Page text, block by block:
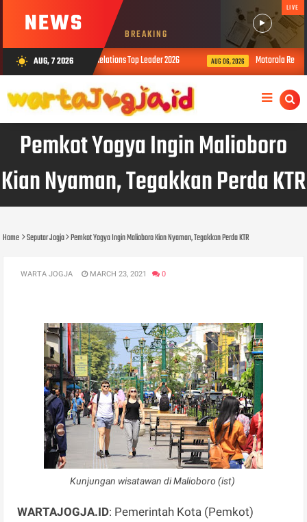
NEWS BREAKING
LIVE
wb_sunny AUG, 7 2026
Indonesia Public Relations Top Leader 2026 AUG 06, 2026 Motorola Resmi
Pemkot Yogya Ingin Malioboro
Kian Nyaman, Tegakkan Perda KTR
Home Seputar Jogja Pemkot Yogya Ingin Malioboro Kian Nyaman, Tegakkan Perda KTR
WARTA JOGJA MARCH 23, 2021 0
Kunjungan wisatawan di Malioboro (ist)
WARTAJOGJA.ID: Pemerintah Kota (Pemkot)